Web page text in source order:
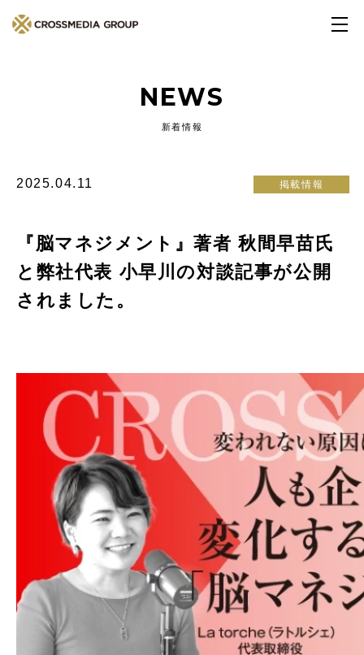
NEWS
新着情報
2025.04.11 掲載情報
『脳マネジメント』著者 秋間早苗氏
と弊社代表 小早川の対談記事が公開
されました。